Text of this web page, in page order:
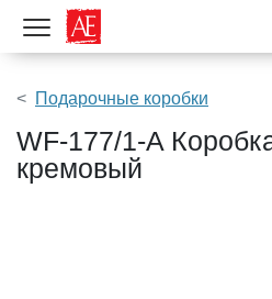
Показать меню
Подарочные коробки
WF-177/1-A
кремовый